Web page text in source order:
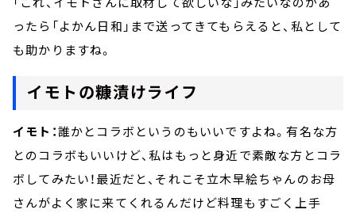
ったら「よかん日和」まで送ってきてもらえると、私として
も助かりますね。
イモトの糠漬けライフ
イモト：誰かとコラボというのもいいですよね。有名な方
とのコラボもいいけど、私はもっと身近で素敵な方とコラ
ボしてみたい！最近だと、それこそ立木早絵ちゃんのお母
さんがよく家に来てくれるんだけど料理もすごく上手